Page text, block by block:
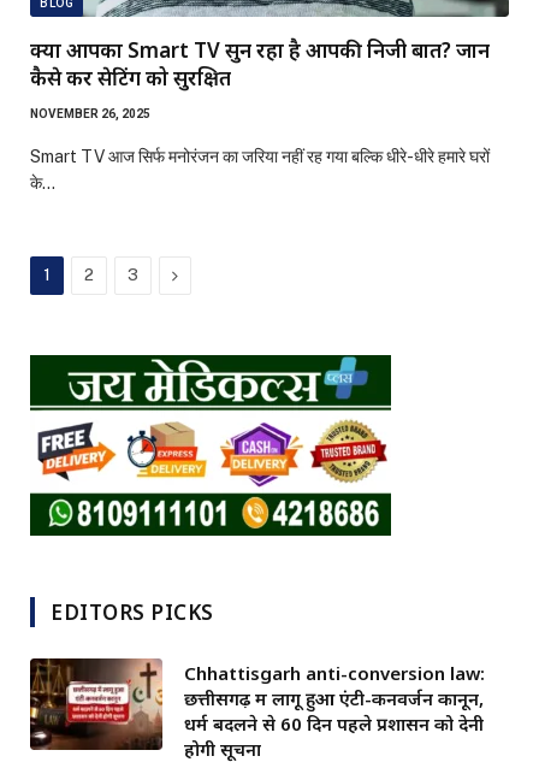
BLOG
क्या आपका Smart TV सुन रहा है आपकी निजी बातें? जानें
कैसे करें सेटिंग को सुरक्षित
NOVEMBER 26, 2025
Smart TV आज सिर्फ मनोरंजन का जरिया नहीं रह गया बल्कि धीरे-धीरे हमारे घरों
के…
1 2 3 Next
EDITORS PICKS
Chhattisgarh anti-conversion law:
छत्तीसगढ़ में लागू हुआ एंटी-कनवर्जन कानून,
धर्म बदलने से 60 दिन पहले प्रशासन को देनी
होगी सूचना